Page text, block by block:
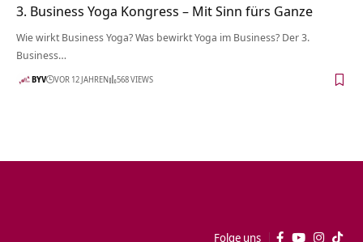
3. Business Yoga Kongress – Mit Sinn fürs Ganze
Wie wirkt Business Yoga? Was bewirkt Yoga im Business? Der 3.
Business…
BYV VOR 12 JAHREN 568 VIEWS
Folge uns